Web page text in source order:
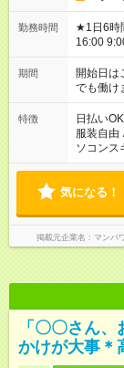
勤務時間
★1日6時間～の時
16:00 9:00
場合、他
ん ※法令
となりま
短時間・
期間
開始日
でも働け
特徴 日払いOK
服装自由
ソコンス
気になる！
掲載元企業名 マンパ
「〇〇さん
かけが大事＊